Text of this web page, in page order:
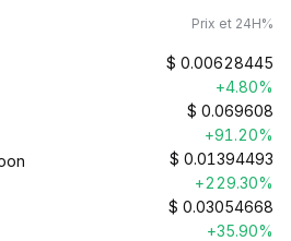
Prix et 24H%
$ 0.00628445
+4.80%
$ 0.069608
+91.20%
$ 0.01394493
+229.30%
$ 0.03054668
+35.90%